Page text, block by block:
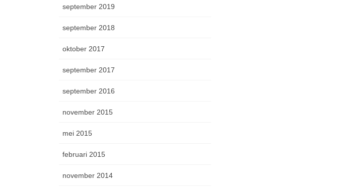
september 2019
september 2018
oktober 2017
september 2017
september 2016
november 2015
mei 2015
februari 2015
november 2014